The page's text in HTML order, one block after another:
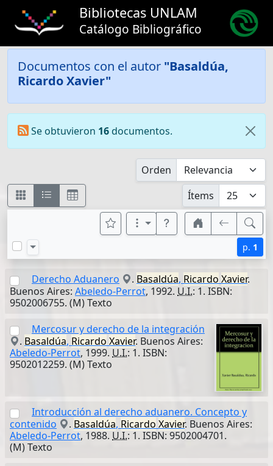
Bibliotecas UNLAM
Catálogo Bibliográfico
Documentos con el autor "Basaldúa,
Ricardo Xavier"
Se obtuvieron 16documentos.
Orden
Ítems
p. 1
Derecho Aduanero . Basaldúa, Ricardo Xavier.
Buenos Aires: Abeledo-Perrot, 1992. U.I.: 1. ISBN:
9502006755. (M) Texto
Mercosur y derecho de la integración
. Basaldúa, Ricardo Xavier. Buenos Aires:
Abeledo-Perrot, 1999. U.I.: 1. ISBN:
9502012259. (M) Texto
Introducción al derecho aduanero. Concepto y
contenido
. Basaldúa, Ricardo Xavier. Buenos Aires:
Abeledo-Perrot, 1988. U.I.: 1. ISBN: 9502004701.
(M) Texto